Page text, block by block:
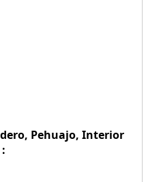
Pehuajo, Interior